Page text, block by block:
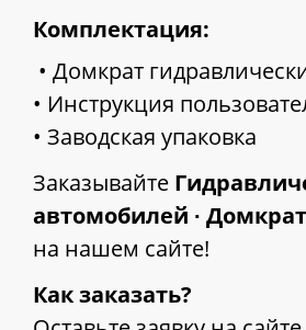
Комплектация:
• Домкрат
• Инструкция
• Заводская упаковка
Заказывайте
автомобилей ∙
на нашем сайте!
Как заказать?